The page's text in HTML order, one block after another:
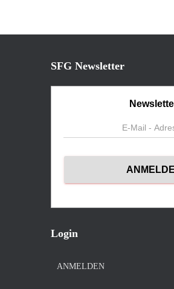
SFG Newsletter
Login
ANMELDEN